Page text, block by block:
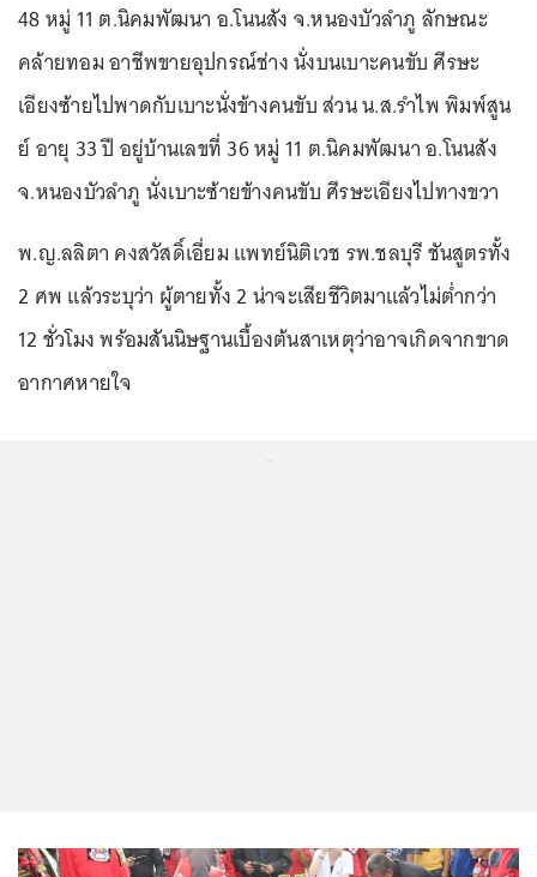
48 หมู่ 11 ต.นิคมพัฒนา อ.โนนสัง จ.หนองบัวลำภู ลักษณะ
คล้ายทอม อาชีพขายอุปกรณ์ช่าง นั่งบนเบาะคนขับ ศีรษะ
เอียงซ้ายไปพาดกับเบาะนั่งข้างคนขับ ส่วน น.ส.รำไพ พิมพ์สูน
ย์ อายุ 33 ปี อยู่บ้านเลขที่ 36 หมู่ 11 ต.นิคมพัฒนา อ.โนนสัง
จ.หนองบัวลำภู นั่งเบาะซ้ายข้างคนขับ ศีรษะเอียงไปทางขวา
พ.ญ.ลลิตา คงสวัสดิ์เอี่ยม แพทย์นิติเวช รพ.ชลบุรี ชันสูตรทั้ง
2 ศพ แล้วระบุว่า ผู้ตายทั้ง 2 น่าจะเสียชีวิตมาแล้วไม่ต่ำกว่า
12 ชั่วโมง พร้อมสันนิษฐานเบื้องต้นสาเหตุว่าอาจเกิดจากขาด
อากาศหายใจ